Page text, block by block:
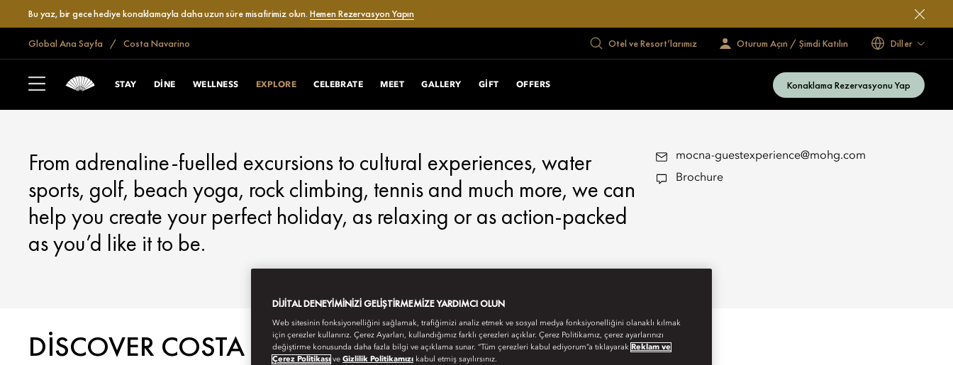
Bu yaz, bir gece hediye konaklamayla daha uzun süre misafirimiz olun. Hemen Rezervasyon Yapın
Global Ana Sayfa Costa Navarino Otel ve Resort’larımız Oturum Açın / Şimdi Katılın Diller
STAY DINE WELLNESS EXPLORE CELEBRATE MEET GALLERY GIFT OFFERS Konaklama Rezervasyonu Yap
COSTA NAVARINO
EXPLORE
From adrenaline-fuelled excursions to cultural experiences, water
sports, golf, beach yoga, rock climbing, tennis and much more, we can
help you create your perfect holiday, as relaxing or as action-packed
as you’d like it to be.
mocna-guestexperience@mohg.com
Brochure
DISCOVER COSTA NAVARINO
DIJITAL DENEYIMINIZI GELIŞTIRMEMIZE YARDIMCI OLUN
Web sitesinin fonksiyonelliğini sağlamak, trafiğimizi analiz etmek ve sosyal medya fonksiyonelliğini olanaklı kılmak
için çerezler kullanırız. Çerez Ayarları, kullandığımız farklı çerezleri açıklar. Çerez Politikamız, çerez ayarlarınızı
değiştirme konusunda daha fazla bilgi ve açıklama sunar. “Tüm çerezleri kabul ediyorum”a tıklayarak Reklam ve
Çerez Politikası ve Gizlilik Politikamızı kabul etmiş sayılırsınız.